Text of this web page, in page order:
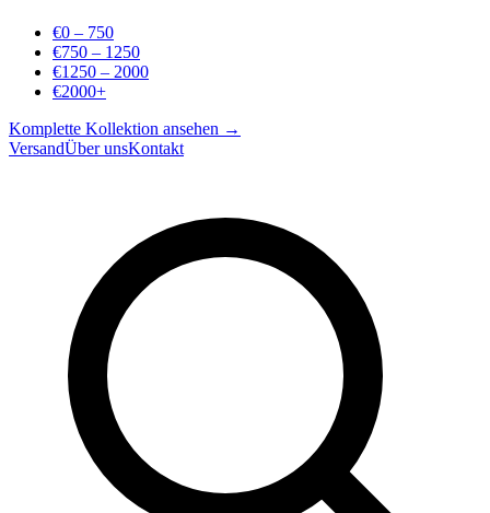
€0 – 750
€750 – 1250
€1250 – 2000
€2000+
Komplette Kollektion ansehen →
VersandÜber unsKontakt